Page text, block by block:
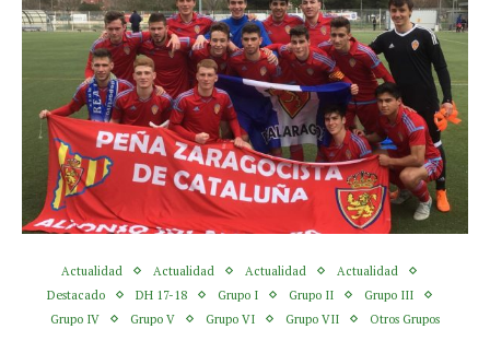
Actualidad Actualidad Actualidad
Actualidad
Destacado
DH 17-18 Grupo I Grupo II
Grupo III
Grupo IV
Grupo V Grupo VI Grupo VII Otros Grupos